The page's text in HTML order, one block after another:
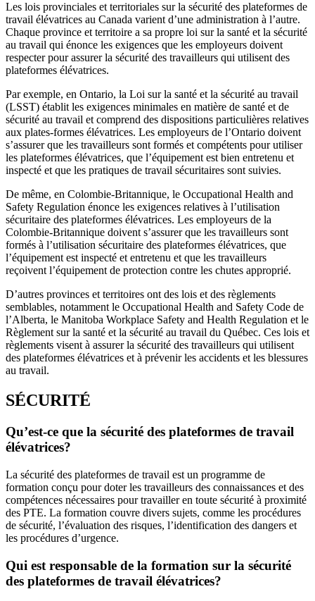
Les lois provinciales et territoriales sur la sécurité des plateformes de
travail élévatrices au Canada varient d’une administration à l’autre.
Chaque province et territoire a sa propre loi sur la santé et la sécurité
au travail qui énonce les exigences que les employeurs doivent
respecter pour assurer la sécurité des travailleurs qui utilisent des
plateformes élévatrices.
Par exemple, en Ontario, la Loi sur la santé et la sécurité au travail
(LSST) établit les exigences minimales en matière de santé et de
sécurité au travail et comprend des dispositions particulières relatives
aux plates-formes élévatrices. Les employeurs de l’Ontario doivent
s’assurer que les travailleurs sont formés et compétents pour utiliser
les plateformes élévatrices, que l’équipement est bien entretenu et
inspecté et que les pratiques de travail sécuritaires sont suivies.
De même, en Colombie-Britannique, le Occupational Health and
Safety Regulation énonce les exigences relatives à l’utilisation
sécuritaire des plateformes élévatrices. Les employeurs de la
Colombie-Britannique doivent s’assurer que les travailleurs sont
formés à l’utilisation sécuritaire des plateformes élévatrices, que
l’équipement est inspecté et entretenu et que les travailleurs
reçoivent l’équipement de protection contre les chutes approprié.
D’autres provinces et territoires ont des lois et des règlements
semblables, notamment le Occupational Health and Safety Code de
l’Alberta, le Manitoba Workplace Safety and Health Regulation et le
Règlement sur la santé et la sécurité au travail du Québec. Ces lois et
règlements visent à assurer la sécurité des travailleurs qui utilisent
des plateformes élévatrices et à prévenir les accidents et les blessures
au travail.
SÉCURITÉ
Qu’est-ce que la sécurité des plateformes de travail
élévatrices?
La sécurité des plateformes de travail est un programme de
formation conçu pour doter les travailleurs des connaissances et des
compétences nécessaires pour travailler en toute sécurité à proximité
des PTE. La formation couvre divers sujets, comme les procédures
de sécurité, l’évaluation des risques, l’identification des dangers et
les procédures d’urgence.
Qui est responsable de la formation sur la sécurité
des plateformes de travail élévatrices?